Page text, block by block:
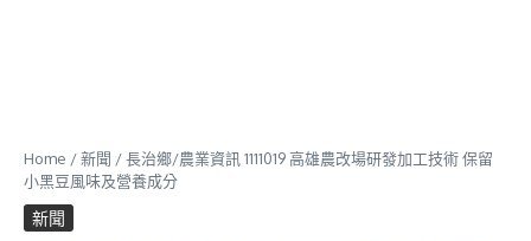
Home /新聞 /長治鄉/農業資訊 1111019 高雄農改場研發加工技術 保留
小黑豆風味及營養成分
新聞